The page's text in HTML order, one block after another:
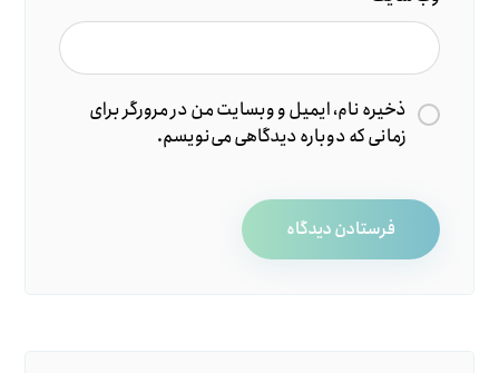
ذخیره نام، ایمیل و وبسایت من در مرورگر برای
زمانی که دوباره دیدگاهی می‌نویسم.
فرستادن دیدگاه